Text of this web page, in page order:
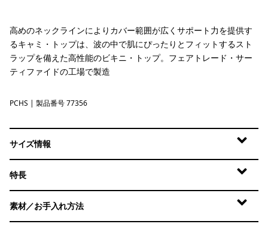
高めのネックラインによりカバー範囲が広くサポート力を提供す
るキャミ・トップは、波の中で肌にぴったりとフィットするスト
ラップを備えた高性能のビキニ・トップ。フェアトレード・サー
ティファイドの工場で製造
Peach Sherbet
PCHS | 製品番号 77356
サイズ情報
特長
素材／お手入れ方法